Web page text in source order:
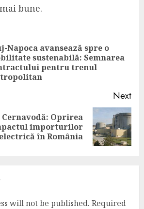
bune.
Napoca avansează spre o
sustenabilă: Semnarea
pentru trenul
Next
Oprirea
importurilor
în România
will not be published. Required